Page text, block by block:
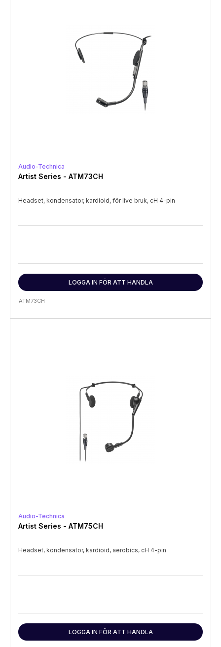
Audio-Technica
Artist Series - ATM73CH
Headset, kondensator, kardioid, för live bruk, cH 4-pin
LOGGA IN FÖR ATT HANDLA
ATM73CH
Audio-Technica
Artist Series - ATM75CH
Headset, kondensator, kardioid, aerobics, cH 4-pin
LOGGA IN FÖR ATT HANDLA